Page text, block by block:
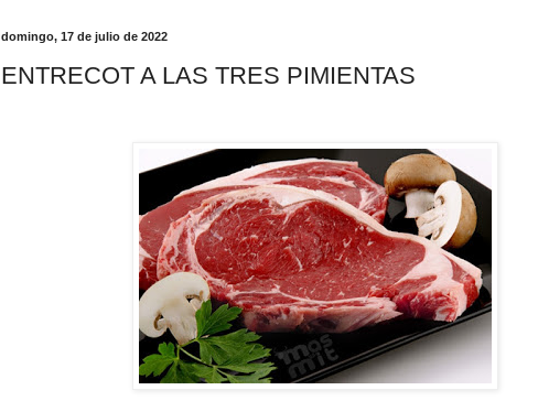
domingo, 17 de julio de 2022
ENTRECOT A LAS TRES PIMIENTAS